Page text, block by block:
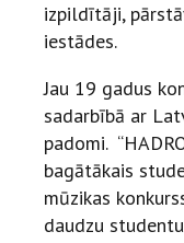
izpildītāji,
iestādes.
Jau 19 gadus
sadarbībā ar
padomi.
bagātākais
mūzikas
daudzu